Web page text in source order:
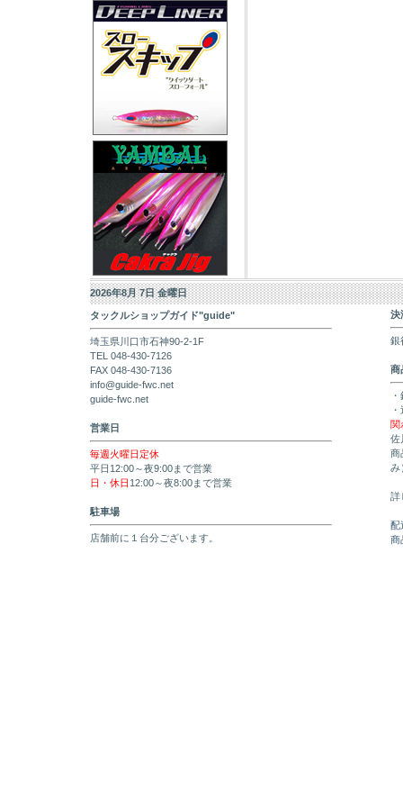
2026年8月 7日 金曜日
タックルショップガイド"guide"
埼玉県川口市石神90-2-1F
TEL 048-430-7126
FAX 048-430-7136
info@guide-fwc.net
guide-fwc.net
営業日
毎週火曜日定休
平日12:00～夜9:00まで営業
日・休日 12:00～夜8:00まで営業
駐車場
店舗前に１台分ございます。
決
銀
商
関
佐
商
み
詳
配
商